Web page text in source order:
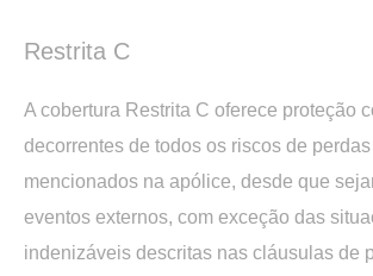
Restrita C
A cobertura Restrita C oferece proteção
decorrentes de todos os riscos de
mencionados na apólice, desde que
eventos externos, com exceção das
indenizáveis descritas nas cláusulas de